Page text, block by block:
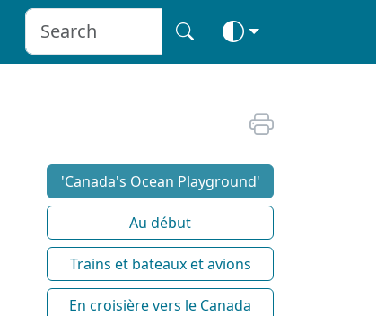
'Canada's Ocean Playground'
Au début
Trains et bateaux et avions
En croisière vers le Canada